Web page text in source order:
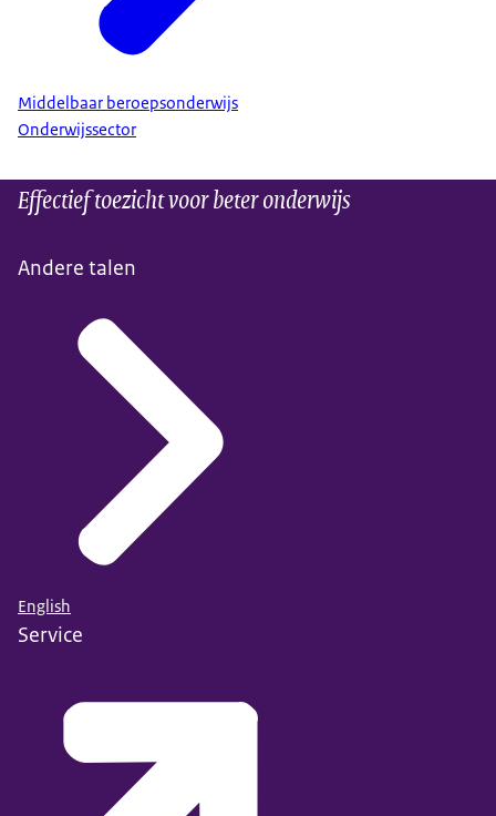
Middelbaar beroepsonderwijs
Onderwijssector
Effectief toezicht voor beter onderwijs
Andere talen
English
Service